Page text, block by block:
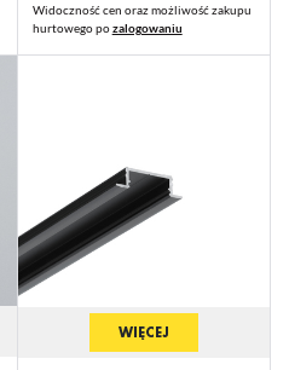
Widoczność cen oraz możliwość zakupu
hurtowego pozalogowaniu
WIĘCEJ